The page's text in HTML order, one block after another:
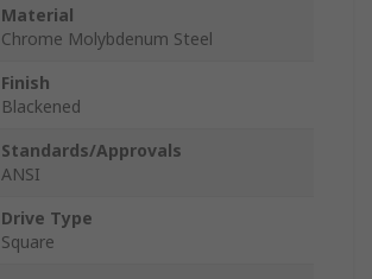
Material
Chrome Molybdenum Steel
Finish
Blackened
Standards/Approvals
ANSI
Drive Type
Square